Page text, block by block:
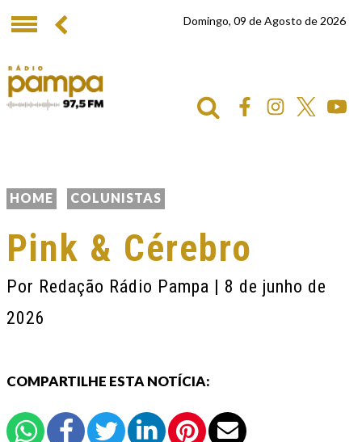
Domingo, 09 de Agosto de 2026
HOME COLUNISTAS
Pink & Cérebro
Por Redação Rádio Pampa | 8 de junho de
2026
COMPARTILHE ESTA NOTÍCIA: